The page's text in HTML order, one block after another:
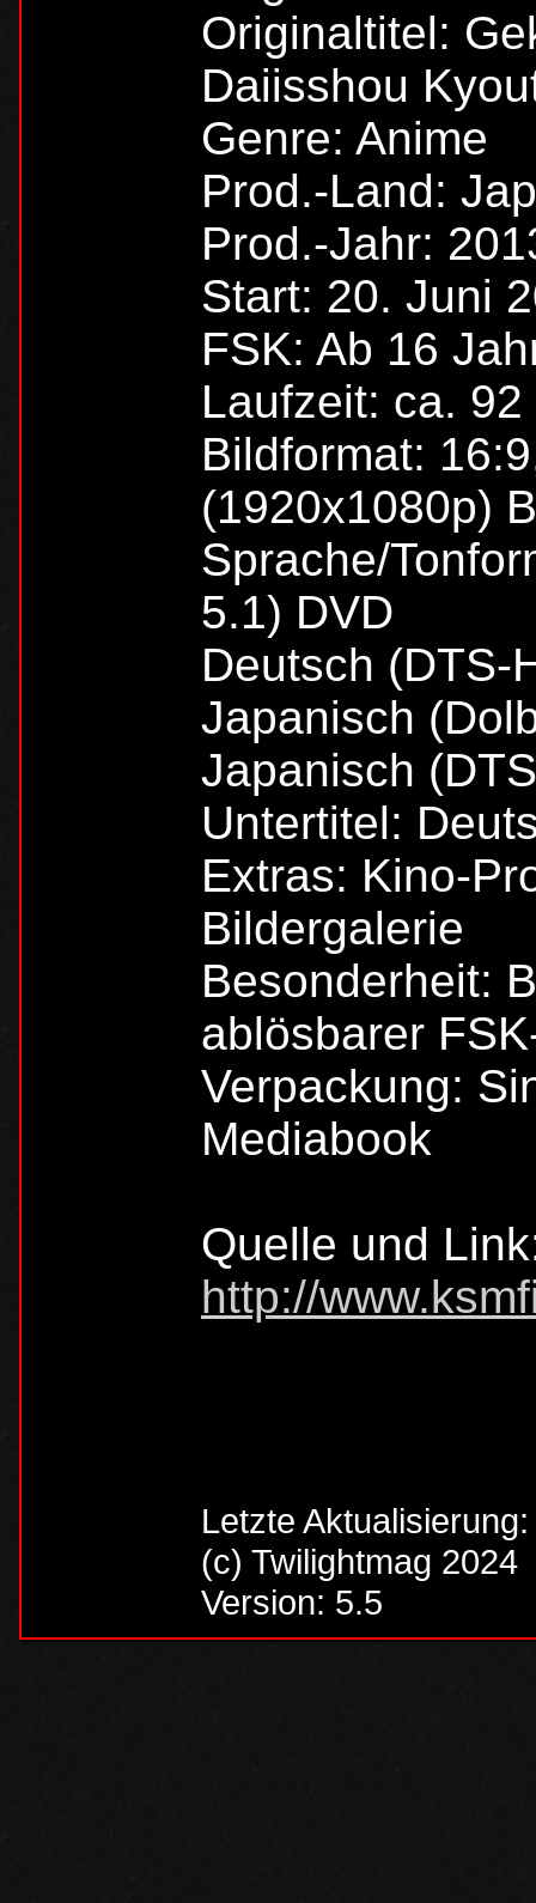
Originaltitel:
Daiisshou
Genre: Anime
Prod.-Land:
Prod.-Jahr:
Start: 20. Juni
FSK: Ab 16
Laufzeit: ca.
Bildformat:
(1920x1080p)
Sprache/
5.1) DVD
Deutsch (DTS-
Japanisch
Japanisch
Untertitel:
Extras: Kino-
Bildergalerie
Besonderheit:
ablösbarer
Verpackung:
Mediabook
Quelle und
http://
Letzte
(c) Twilightmag 2024
Version: 5.5